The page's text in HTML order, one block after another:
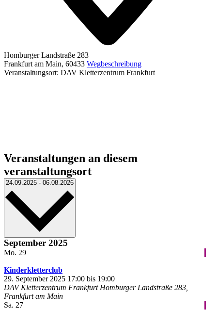
Homburger Landstraße 283
Frankfurt am Main, 60433 Wegbeschreibung
Veranstaltungsort: DAV Kletterzentrum Frankfurt
Veranstaltungen an diesem
veranstaltungsort
24.09.2025 - 06.08.2026 Datum
September 2025
Mo. 29
Kinderkletterclub
29. September 2025 17:00 bis 19:00
DAV Kletterzentrum Frankfurt Homburger Landstraße 283,
Frankfurt am Main
Sa. 27